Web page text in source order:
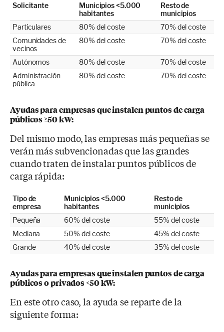
Solicitante
Municipios <5.000
habitantes
Resto de
municipios
Particulares
80% del coste
70% del coste
Comunidades de
vecinos
80% del coste 70% del coste
Autónomos 80% del coste
70% del coste
Administración
pública
80% del coste 70% del coste
Ayudas para empresas que instalen puntos de carga
públicos ≥50 kW:
Del mismo modo, las empresas más pequeñas se
verán más subvencionadas que las grandes
cuando traten de instalar puntos públicos de
carga rápida:
Tipo de
empresa
Municipios <5.000
habitantes
Resto de
municipios
Pequeña
60% del coste
55% del coste
Mediana
50% del coste
45% del coste
Grande
40% del coste 35% del coste
Ayudas para empresas que instalen puntos de carga
públicos o privados <50 kW:
En este otro caso, la ayuda se reparte de la
siguiente forma: